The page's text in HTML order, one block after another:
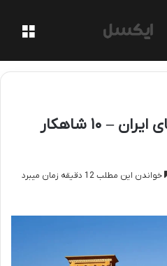
معروف ترین بادگیرهای ایران – ۱۰ شاهکار
خواندن این مطلب 12 دقیقه زمان میبرد